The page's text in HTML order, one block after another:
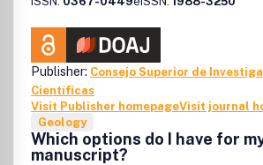
Publisher: Consejo Superior de
Científicas
Visit Publisher homepageVisit journal
Geology
Which options do I have for
manuscript?